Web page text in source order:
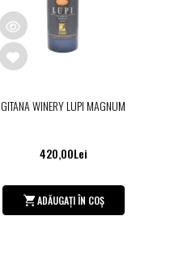
GITANA WINERY LUPI MAGNUM
420,00Lei
ADĂUGAȚI ÎN COȘ